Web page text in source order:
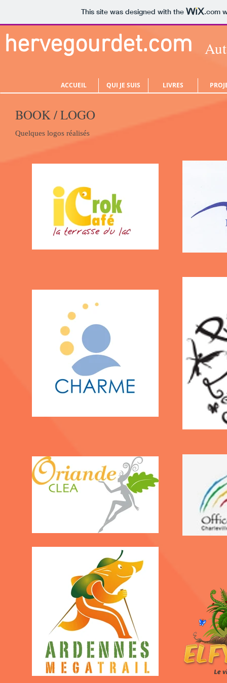
This site was designed with the .com
hervegourdet.com
ACCUEIL QUI JE SUIS LIVRES
BOOK / LOGO
Quelques logos réalisés